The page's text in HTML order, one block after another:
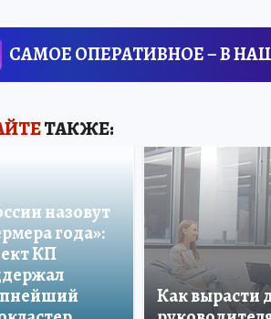
САМОЕ ОПЕРАТИВНОЕ – В
ТАКЖЕ:
назовут
года»:
КП
Как вырасти